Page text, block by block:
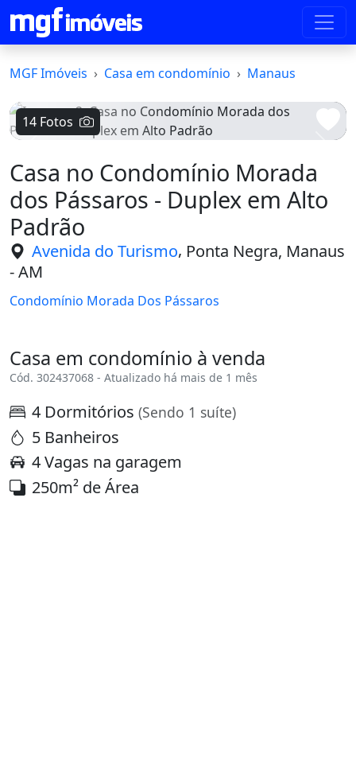
MGF Imóveis Casa em condomínio Manaus
14 Fotos
Casa no Condomínio Morada
dos Pássaros - Duplex em Alto
Padrão
Avenida do Turismo, Ponta Negra, Manaus
- AM
Condomínio Morada Dos Pássaros
Casa em condomínio à venda
Cód. 302437068 - Atualizado há mais de 1 mês
4 Dormitórios (Sendo 1 suíte)
5 Banheiros
4 Vagas na garagem
250m² de Área